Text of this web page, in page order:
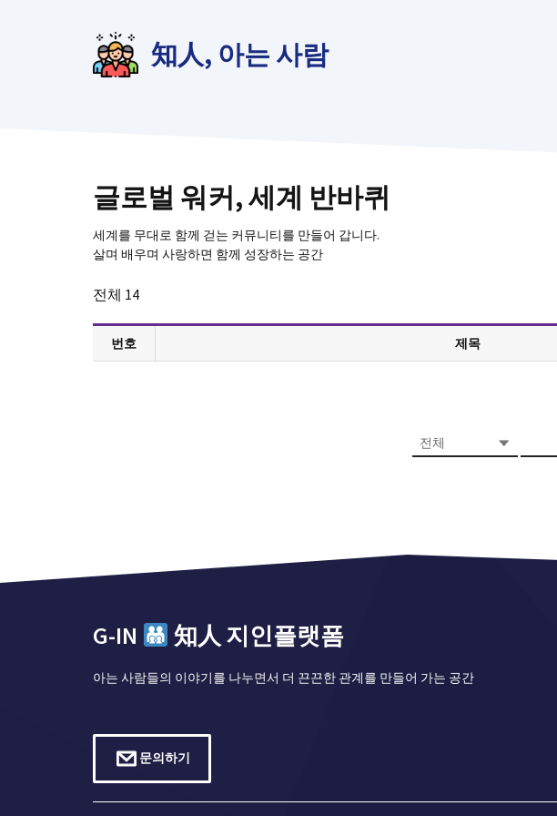
知人, 아는 사람
글로벌 워커, 세계 반바퀴
세계를 무대로 함께 걷는 커뮤니티를 만들어 갑니다.
살며 배우며 사랑하면 함께 성장하는 공간
전체 14
번호 제목
G-IN 知人 지인플랫폼
아는 사람들의 이야기를 나누면서 더 끈끈한 관계를 만들어 가는 공간
문의하기